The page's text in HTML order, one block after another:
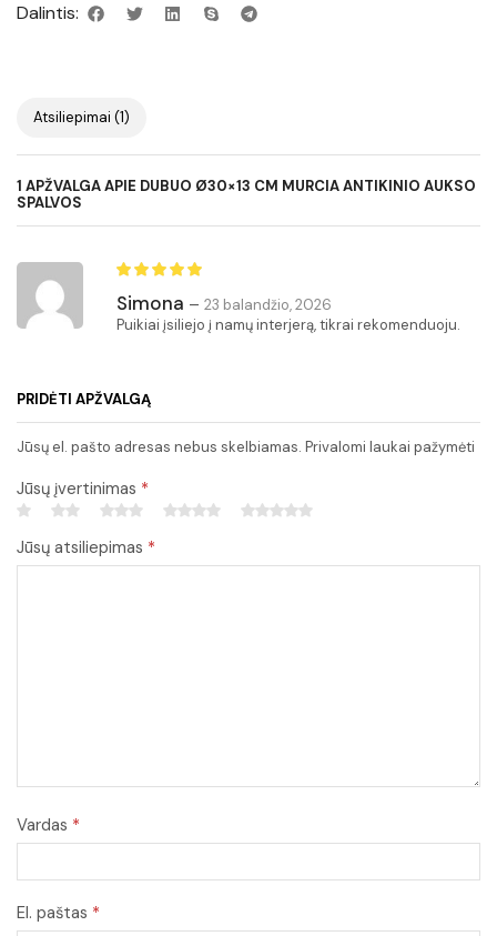
Dalintis:
Atsiliepimai (1)
1 APŽVALGA APIE DUBUO Ø30×13 CM MURCIA ANTIKINIO AUKSO
SPALVOS
Simona – 23 balandžio, 2026
Puikiai įsiliejo į namų interjerą, tikrai rekomenduoju.
PRIDĖTI APŽVALGĄ
Jūsų el. pašto adresas nebus skelbiamas. Privalomi laukai pažymėti
Jūsų įvertinimas *
Jūsų atsiliepimas *
Vardas *
El. paštas *